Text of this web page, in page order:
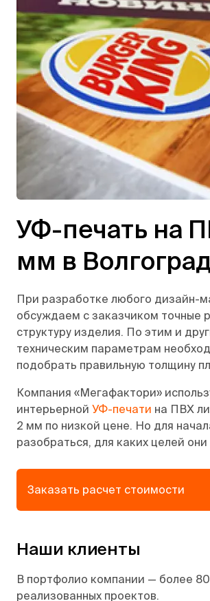
УФ-печать на
мм в
При разработке любого дизайн-
обсуждаем с заказчиком точные
структуру изделия. По этим и
техническим параметрам
подобрать правильную толщину
Компания «Мегафактори»
интерьерной УФ-печати на ПВХ
2 мм по низкой цене. Но для
разобраться, для каких целей они
Заказать расчет стоимости
Наши клиенты
В портфолио компании — более
реализованных проектов.